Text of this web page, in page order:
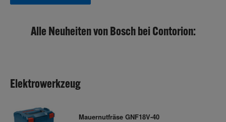
Alle Neuheiten von Bosch bei Contorion:
Elektrowerkzeug
Mauernutfräse GNF18V-40